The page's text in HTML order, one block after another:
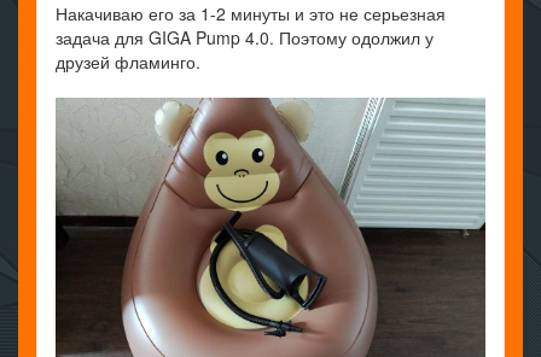
Накачиваю его за 1-2 минуты и это не серьезная
задача для GIGA Pump 4.0. Поэтому одолжил у
друзей фламинго.